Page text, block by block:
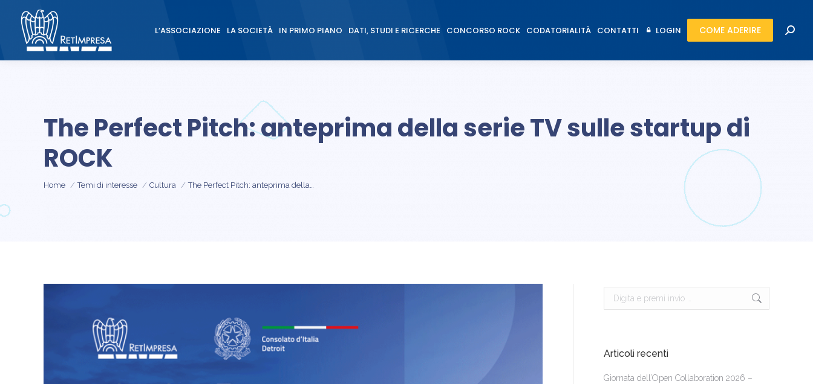
L’ASSOCIAZIONE LA SOCIETÀ IN PRIMO PIANO DATI, STUDI E RICERCHE CONCORSO ROCK CODATORIALITÀ CONTATTI LOGIN COME ADERIRE
The Perfect Pitch: anteprima della serie TV sulle startup di
ROCK
Tu sei qui:
Home Temi di interesse Cultura The Perfect Pitch: anteprima della…
Cerca:
Articoli recenti
Giornata dell’Open Collaboration 2026 –
L’ASSOCIAZIONE LA SOCIETÀ IN PRIMO PIANO DATI, STUDI E RICERCHE CONCORSO ROCK CODATORIALITÀ CONTATTI LOGIN COME ADERIRE